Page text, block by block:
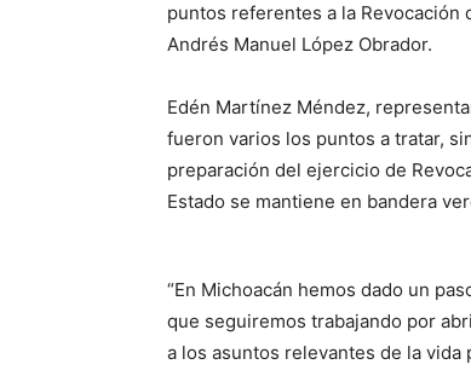
puntos referentes a la Revocación
Andrés Manuel López Obrador.
Edén Martínez Méndez,
fueron varios los puntos a tratar,
preparación del ejercicio de
Estado se mantiene en bandera
“En Michoacán hemos dado un
que seguiremos trabajando por
a los asuntos relevantes de la vida